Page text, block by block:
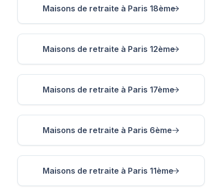
Maisons de retraite à Paris 18ème
Maisons de retraite à Paris 12ème
Maisons de retraite à Paris 17ème
Maisons de retraite à Paris 6ème
Maisons de retraite à Paris 11ème